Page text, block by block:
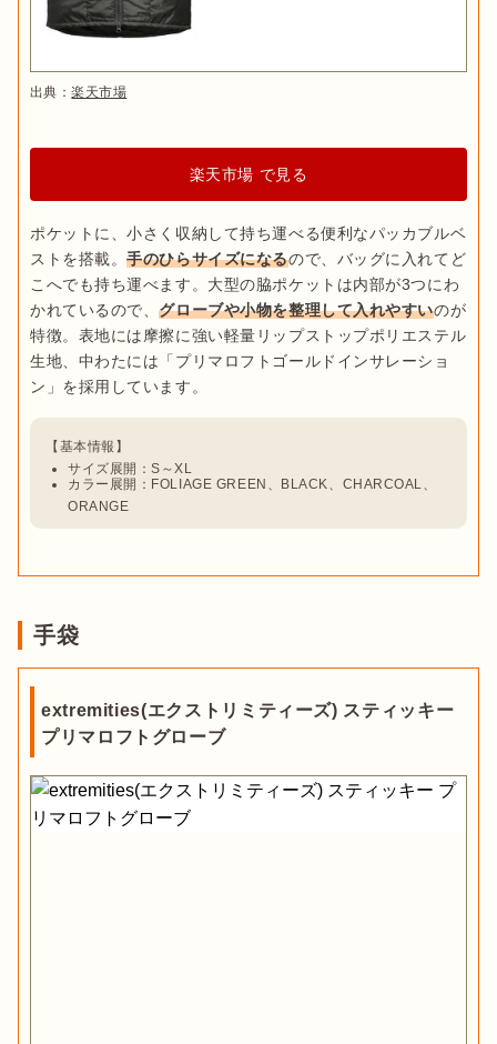
出典：楽天市場
楽天市場 で見る
ポケットに、小さく収納して持ち運べる便利なパッカブルベ
ストを搭載。手のひらサイズになるので、バッグに入れてど
こへでも持ち運べます。大型の脇ポケットは内部が3つにわ
かれているので、グローブや小物を整理して入れやすいのが
特徴。表地には摩擦に強い軽量リップストップポリエステル
生地、中わたには「プリマロフトゴールドインサレーショ
サイズ展開：S～XL
カラー展開：FOLIAGE GREEN、BLACK、CHARCOAL、
ORANGE
手袋
extremities(エクストリミティーズ) スティッキー
プリマロフトグローブ